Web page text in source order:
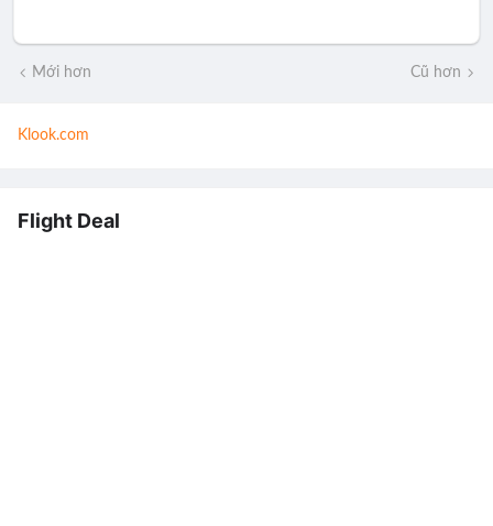
Mới hơn Cũ hơn
Klook.com
Flight Deal